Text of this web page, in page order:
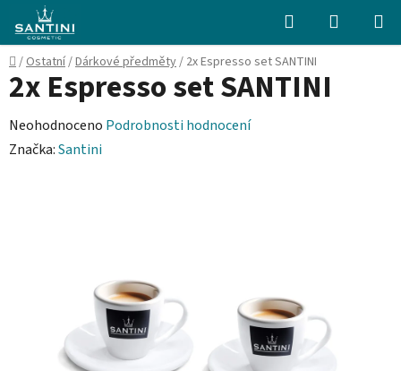
obsah
Hledat
KOŠÍK
Domů
/Ostatní/Dárkové předměty/ 2x Espresso set SANTINI
2x Espresso set SANTINI
Průměrné
hodnocení
Neohodnoceno Podrobnosti hodnocení
Značka:Santini